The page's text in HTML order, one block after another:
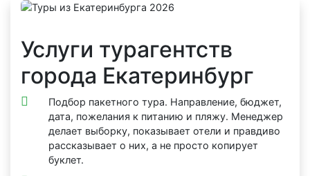
Услуги турагентств
города Екатеринбург
Подбор пакетного тура. Направление, бюджет,
дата, пожелания к питанию и пляжу. Менеджер
делает выборку, показывает отели и правдиво
рассказывает о них, а не просто копирует
буклет.